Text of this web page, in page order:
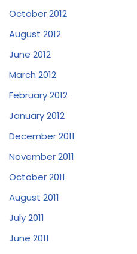
October 2012
August 2012
June 2012
March 2012
February 2012
January 2012
December 2011
November 2011
October 2011
August 2011
July 2011
June 2011